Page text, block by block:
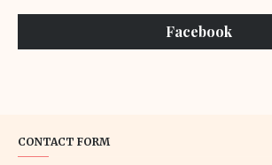
Facebook
CONTACT FORM